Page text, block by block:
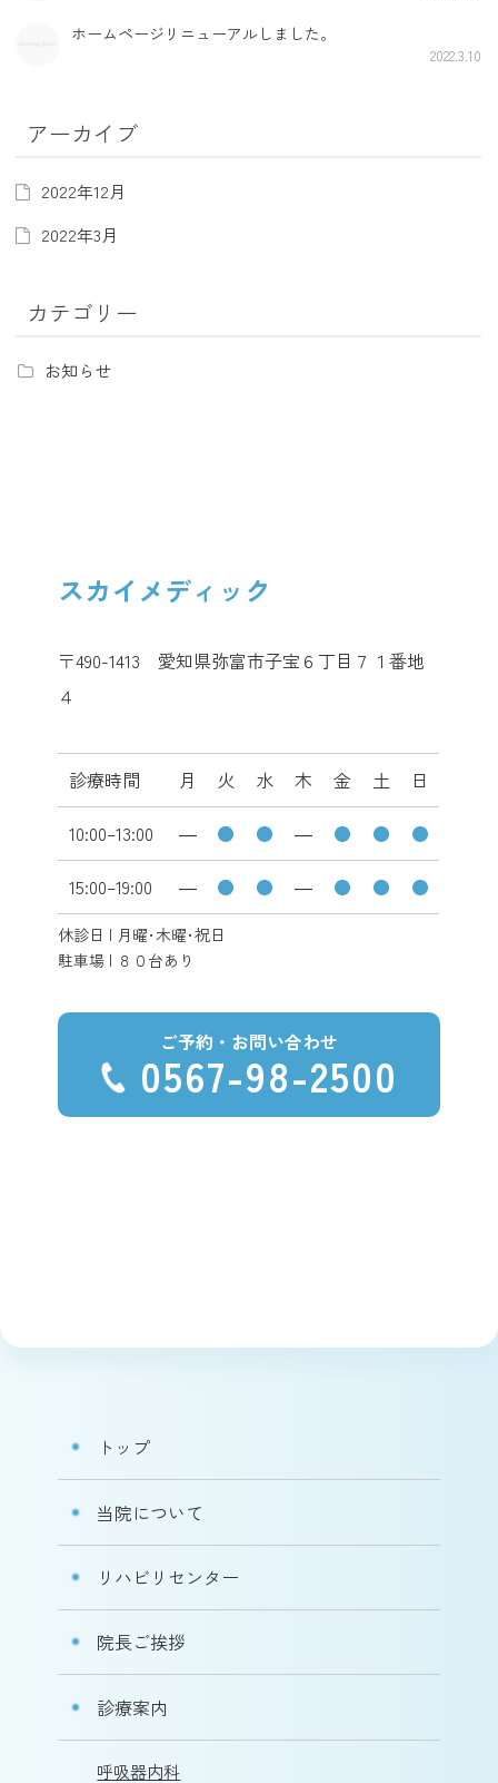
ホームページリニューアルしました。
2022.3.10
アーカイブ
2022年12月
2022年3月
カテゴリー
お知らせ
スカイメディック
〒490-1413 愛知県弥富市子宝６丁目７１番地
４
診療時間 月 火 水 木 金 土
日
10:00–13:00
― ● ● ― ● ●
●
15:00–19:00
― ● ● ― ● ● ●
休診日 | 月曜･木曜･祝日
駐車場 | ８０台あり
ご予約・お問い合わせ
0567-98-2500
トップ
当院について
リハビリセンター
院長ご挨拶
診療案内
呼吸器内科